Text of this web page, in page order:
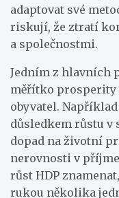
adaptovat své
riskují, že ztratí
a společnostmi.
Jedním z hlavních
měřítko prosperity
obyvatel.
důsledkem růstu v
dopad na životní
nerovnosti v
růst HDP
rukou několika